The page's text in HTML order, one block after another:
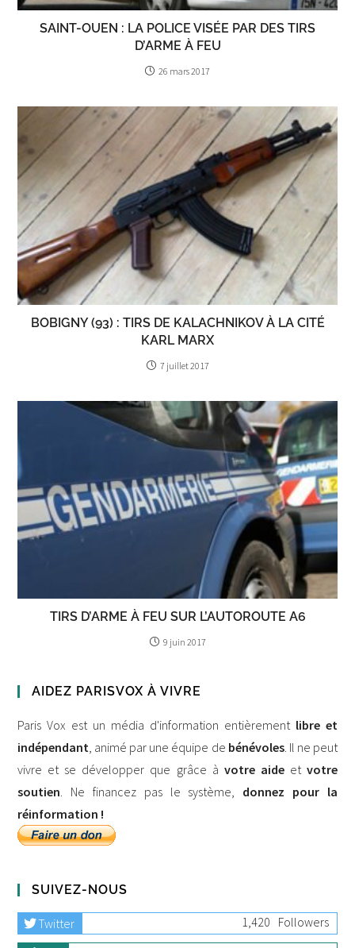
SAINT-OUEN : LA POLICE VISÉE PAR DES TIRS
D’ARME À FEU
26 mars 2017
BOBIGNY (93) : TIRS DE KALACHNIKOV À LA CITÉ
KARL MARX
7 juillet 2017
TIRS D’ARME À FEU SUR L’AUTOROUTE A6
9 juin 2017
AIDEZ PARISVOX À VIVRE
Paris Vox est un média d'information entièrement libre et
indépendant, animé par une équipe de bénévoles. Il ne peut
vivre et se développer que grâce à votre aideet votre
soutien. Ne financez pas le système, donnez pour la
réinformation !
SUIVEZ-NOUS
Twitter 1,420 Followers